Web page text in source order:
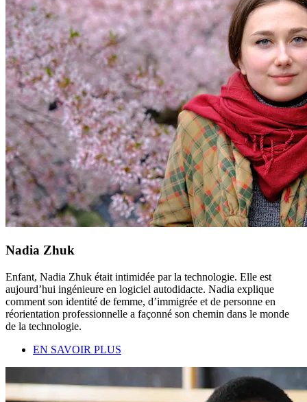
Nadia Zhuk
Enfant, Nadia Zhuk était intimidée par la technologie. Elle est
aujourd’hui ingénieure en logiciel autodidacte. Nadia explique
comment son identité de femme, d’immigrée et de personne en
réorientation professionnelle a façonné son chemin dans le monde
de la technologie.
EN SAVOIR PLUS